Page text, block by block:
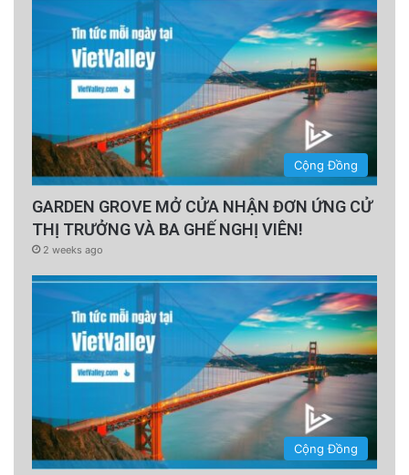
Cộng Đồng
GARDEN GROVE MỞ CỬA NHẬN ĐƠN ỨNG CỬ
THỊ TRƯỞNG VÀ BA GHẾ NGHỊ VIÊN!
2 weeks ago
Cộng Đồng